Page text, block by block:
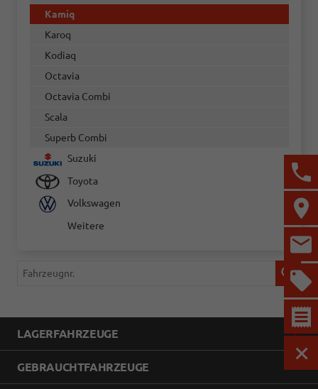
Kamiq
Karoq
Kodiaq
Octavia
Octavia Combi
Scala
Superb Combi
Suzuki
Toyota
Volkswagen
Weitere
Fahrzeugnr.
LAGERFAHRZEUGE
GEBRAUCHTFAHRZEUGE